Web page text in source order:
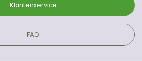
Klantenservice
FAQ